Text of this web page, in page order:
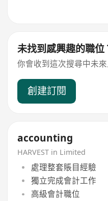
未找到感興趣的職位
你會收到這次搜尋中未
創建訂閱
accounting
HARVEST in Limited
處理整套賬目經驗
獨立完成會計工作
高級會計職位